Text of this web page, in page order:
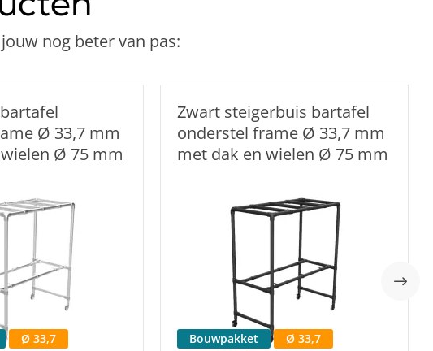
nog beter van pas:
Ø 33,7 mm
Ø 75 mm
Ø 33,7
Zwart steigerbuis bartafel
onderstel frame Ø 33,7 mm
met dak en wielen Ø 75 mm
Bouwpakket
Ø 33,7